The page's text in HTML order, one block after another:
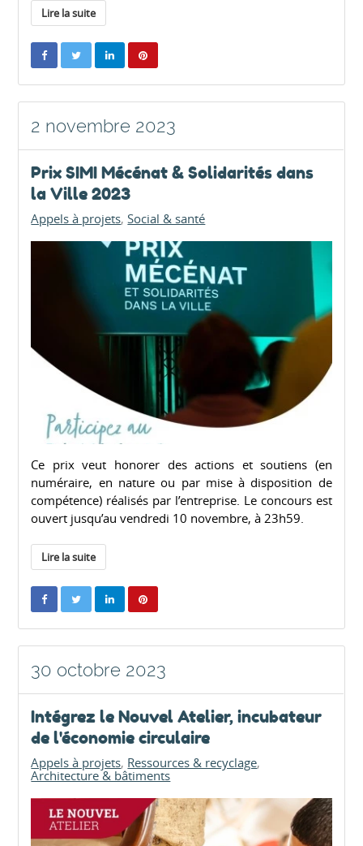
Lire la suite
2 novembre 2023
Prix SIMI Mécénat & Solidarités dans
la Ville 2023
Appels à projets Social & santé
Ce prix veut honorer des actions et soutiens (en
numéraire, en nature ou par mise à disposition de
compétence) réalisés par l’entreprise. Le concours est
ouvert jusqu’au vendredi 10 novembre, à 23h59.
Lire la suite
30 octobre 2023
Intégrez le Nouvel Atelier, incubateur
de l'économie circulaire
Appels à projets Ressources & recyclage
Architecture & bâtiments